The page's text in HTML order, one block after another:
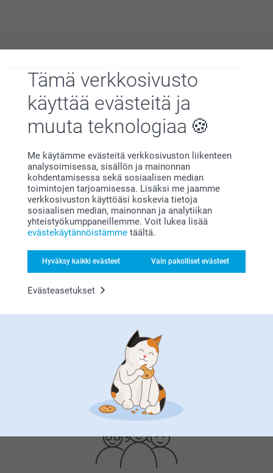
Tämä verkkosivusto
käyttää evästeitä ja
muuta teknologiaa
Me käytämme evästeitä verkkosivuston liikenteen
analysoimisessa, sisällön ja mainonnan
kohdentamisessa sekä sosiaalisen median
toimintojen tarjoamisessa. Lisäksi me jaamme
verkkosivuston käyttöäsi koskevia tietoja
sosiaalisen median, mainonnan ja analytiikan
yhteistyökumppaneillemme. Voit lukea lisää
evästekäytännöistämme täältä.
Hyväksy kaikki evästeet Vain pakolliset evästeet
Evästeasetukset
Miksismartphoto
Tyytyväisyystakuu
Bonusta kaikista tilauksista
Etsitkö inspiraatiota?